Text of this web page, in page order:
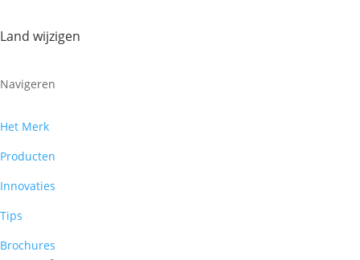
Land wijzigen
Navigeren
Het Merk
Producten
Innovaties
Tips
Brochures